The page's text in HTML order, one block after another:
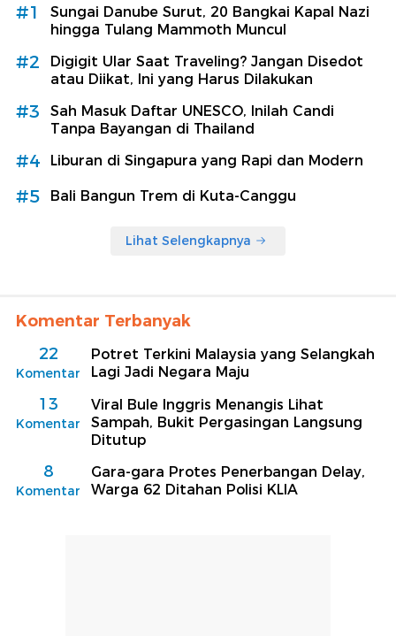
#1
Sungai Danube Surut, 20 Bangkai Kapal Nazi
hingga Tulang Mammoth Muncul
#2
Digigit Ular Saat Traveling? Jangan Disedot
atau Diikat, Ini yang Harus Dilakukan
#3
Sah Masuk Daftar UNESCO, Inilah Candi
Tanpa Bayangan di Thailand
#4 Liburan di Singapura yang Rapi dan Modern
#5 Bali Bangun Trem di Kuta-Canggu
Lihat Selengkapnya
Komentar Terbanyak
22
Komentar
Potret Terkini Malaysia yang Selangkah
Lagi Jadi Negara Maju
13
Komentar
Viral Bule Inggris Menangis Lihat
Sampah, Bukit Pergasingan Langsung
Ditutup
8
Komentar
Gara-gara Protes Penerbangan Delay,
Warga 62 Ditahan Polisi KLIA